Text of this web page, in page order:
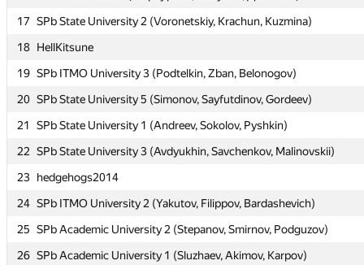
17 SPb State University 2 (Voronetskiy, Krachun, Kuzmina)
18 HellKitsune
19 SPb ITMO University 3 (Podtelkin, Zban, Belonogov)
20 SPb State University 5 (Simonov, Sayfutdinov, Gordeev)
21
SPb State University 1 (Andreev, Sokolov, Pyshkin)
22 SPb State University 3 (Avdyukhin, Savchenkov, Malinovskii)
23 hedgehogs2014
24 SPb ITMO University 2 (Yakutov, Filippov, Bardashevich)
25 SPb Academic University 2 (Stepanov, Smirnov, Podguzov)
26 SPb Academic University 1 (Sluzhaev, Akimov, Karpov)
17 SPb State University 2 (Voronetskiy, Krachun, Kuzmina)
18 HellKitsune
19 SPb ITMO University 3 (Podtelkin, Zban, Belonogov)
20 SPb State University 5 (Simonov, Sayfutdinov, Gordeev)
21
SPb State University 1 (Andreev, Sokolov, Pyshkin)
22 SPb State University 3 (Avdyukhin, Savchenkov, Malinovskii)
23 hedgehogs2014
24 SPb ITMO University 2 (Yakutov, Filippov, Bardashevich)
25 SPb Academic University 2 (Stepanov, Smirnov, Podguzov)
26 SPb Academic University 1 (Sluzhaev, Akimov, Karpov)